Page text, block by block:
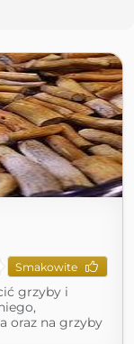
Smakowite
grzyby i
oraz na grzyby